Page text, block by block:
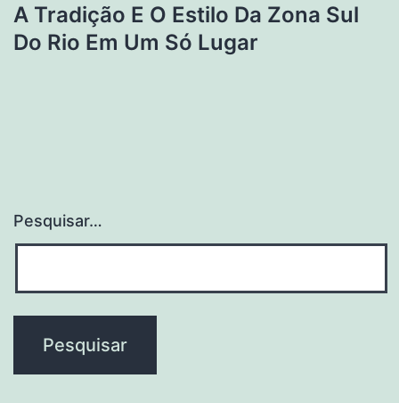
A Tradição E O Estilo Da Zona Sul
Do Rio Em Um Só Lugar
Pesquisar…